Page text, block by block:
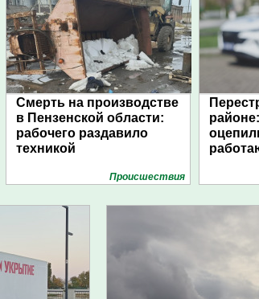
Смерть на производстве
в Пензенской области:
рабочего раздавило
техникой
Проиcшествия